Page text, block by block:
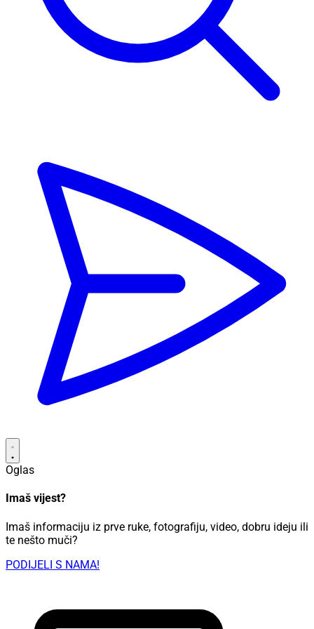
Oglas
Imaš vijest?
Imaš informaciju iz prve ruke, fotografiju, video, dobru ideju ili
te nešto muči?
PODIJELI S NAMA!